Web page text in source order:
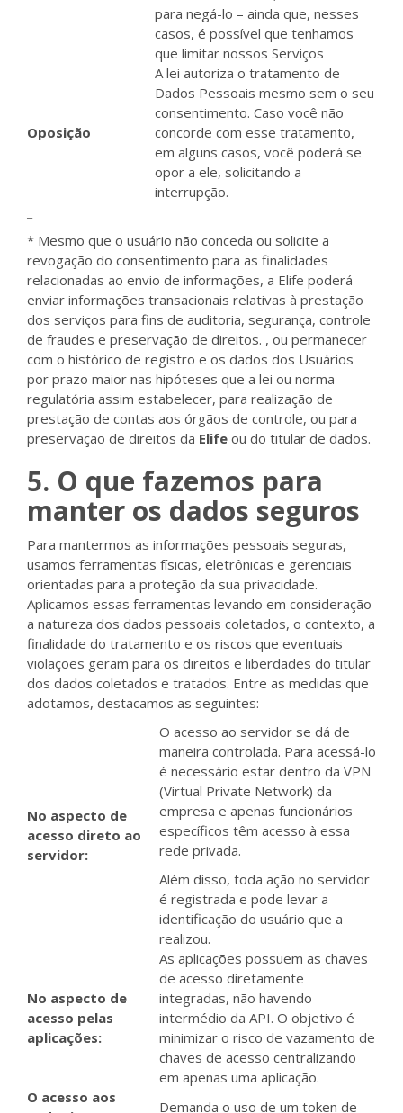
para negá-lo – ainda que, nesses
casos, é possível que tenhamos
que limitar nossos Serviços
Oposição
A lei autoriza o tratamento de
Dados Pessoais mesmo sem o seu
consentimento. Caso você não
concorde com esse tratamento,
em alguns casos, você poderá se
opor a ele, solicitando a
interrupção.
* Mesmo que o usuário não conceda ou solicite a
revogação do consentimento para as finalidades
relacionadas ao envio de informações, a Elife poderá
enviar informações transacionais relativas à prestação
dos serviços para fins de auditoria, segurança, controle
de fraudes e preservação de direitos. , ou permanecer
com o histórico de registro e os dados dos Usuários
por prazo maior nas hipóteses que a lei ou norma
regulatória assim estabelecer, para realização de
prestação de contas aos órgãos de controle, ou para
preservação de direitos da Elife ou do titular de dados.
5. O que fazemos para
manter os dados seguros
Para mantermos as informações pessoais seguras,
usamos ferramentas físicas, eletrônicas e gerenciais
orientadas para a proteção da sua privacidade.
Aplicamos essas ferramentas levando em consideração
a natureza dos dados pessoais coletados, o contexto, a
finalidade do tratamento e os riscos que eventuais
violações geram para os direitos e liberdades do titular
dos dados coletados e tratados. Entre as medidas que
adotamos, destacamos as seguintes:
No aspecto de
acesso direto ao
servidor:
O acesso ao servidor se dá de
maneira controlada. Para acessá-lo
é necessário estar dentro da VPN
(Virtual Private Network) da
empresa e apenas funcionários
específicos têm acesso à essa
rede privada.
Além disso, toda ação no servidor
é registrada e pode levar a
identificação do usuário que a
realizou.
No aspecto de
acesso pelas
aplicações:
As aplicações possuem as chaves
de acesso diretamente
integradas, não havendo
intermédio da API. O objetivo é
minimizar o risco de vazamento de
chaves de acesso centralizando
em apenas uma aplicação.
O acesso aos
Demanda o uso de um token de